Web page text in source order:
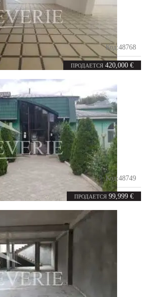
ПРОДАЕТСЯ 420,000 €
Код:48768
комнат 600 m²
ПРОДАЕТСЯ 99,999 €
Код:48749
комнат 374